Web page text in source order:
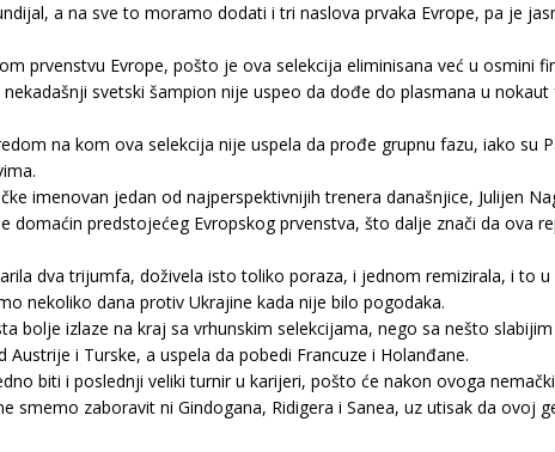
a na sve to moramo dodati i tri naslova prvaka Evrope, pa je
prvenstvu Evrope, pošto je ova selekcija eliminisana već u osmini
svetski šampion nije uspeo da dođe do plasmana u
na kom ova selekcija nije uspela da prođe grupnu fazu, iako su
imenovan jedan od najperspektivnijih trenera današnjice, Julijen
predstojećeg Evropskog prvenstva, što dalje znači da ova
dva trijumfa, doživela isto toliko poraza, i jednom remizirala, i to
nekoliko dana protiv Ukrajine kada nije bilo pogodaka.
bolje izlaze na kraj sa vrhunskim selekcijama, nego sa nešto
i Turske, a uspela da pobedi Francuze i Holanđane.
biti i poslednji veliki turnir u karijeri, pošto će nakon ovoga
smemo zaboravit ni Gindogana, Ridigera i Sanea, uz utisak da ovoj